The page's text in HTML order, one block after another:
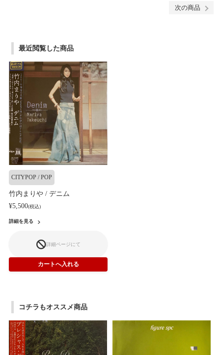
次の商品
最近閲覧した商品
CITYPOP / POP
竹内まりや / デニム
¥5,500(税込)
詳細を見る
詳細ページにて
コチラもオススメ商品